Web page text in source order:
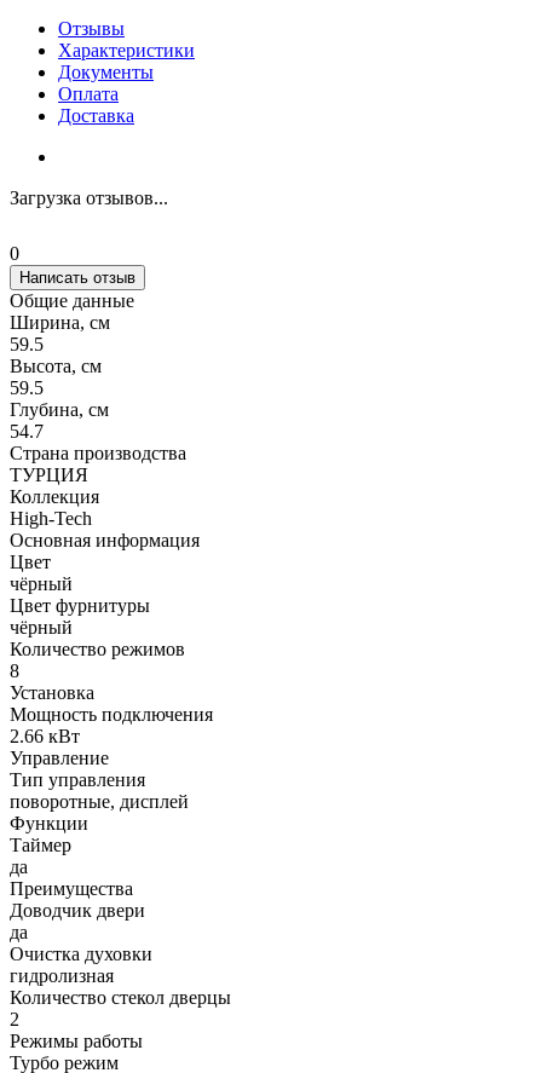
Отзывы
Характеристики
Документы
Оплата
Доставка
Загрузка отзывов...
0
Написать отзыв
Общие данные
Ширина, см
59.5
Высота, см
59.5
Глубина, см
54.7
Страна производства
ТУРЦИЯ
Коллекция
High-Tech
Основная информация
Цвет
чёрный
Цвет фурнитуры
чёрный
Количество режимов
8
Установка
Мощность подключения
2.66 кВт
Управление
Тип управления
поворотные, дисплей
Функции
Таймер
да
Преимущества
Доводчик двери
да
Очистка духовки
гидролизная
Количество стекол дверцы
2
Режимы работы
Турбо режим